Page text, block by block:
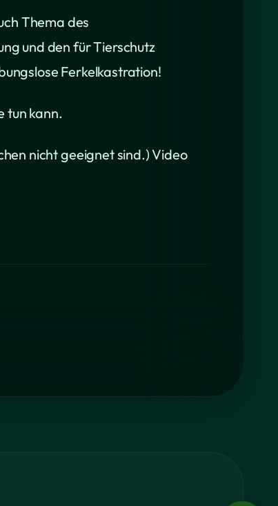
Thema des
und den für Tierschutz
Ferkelkastration!
tun kann.
nicht geeignet sind.) Video